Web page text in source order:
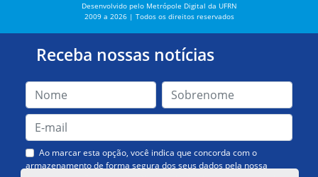
Desenvolvido pelo Metrópole Digital da UFRN
2009 a 2026 | Todos os direitos reservados
Receba nossas notícias
Ao marcar esta opção, você indica que concorda com o
armazenamento de forma segura dos seus dados pela nossa